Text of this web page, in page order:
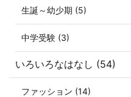
生誕～幼少期 (5)
中学受験 (3)
いろいろなはなし (54)
ファッション (14)